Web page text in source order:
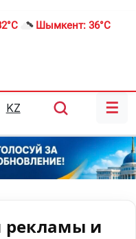
Шымкент: 36°C
KZ ☰
рекламы и